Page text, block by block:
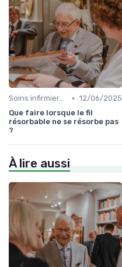
Soins infirmiers à domicile • 12/06/2025
Que faire lorsque le fil
résorbable ne se résorbe pas
?
À lire aussi